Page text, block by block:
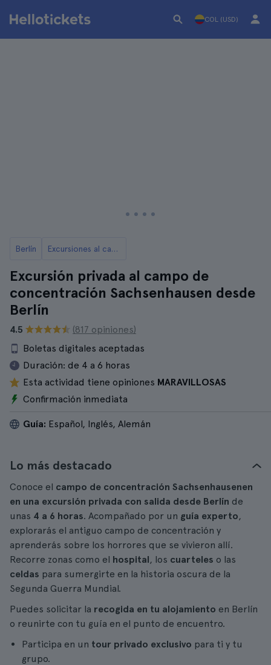
COL (USD)
Berlín Excursiones al campo de concentración de Sachsenhausen desde Berlín
Excursión privada al campo de
concentración Sachsenhausen desde
Berlín
4.5
(817 opiniones)
Boletas digitales aceptadas
Duración: de 4 a 6 horas
Esta actividad tiene opiniones MARAVILLOSAS
Confirmación inmediata
Guía: Español, Inglés, Alemán
Lo más destacado
Conoce el campo de concentración Sachsenhausenen
en una excursión privada con salida desde Berlín de
unas 4 a 6 horas. Acompañado por un guía experto,
explorarás el antiguo campo de concentración y
aprenderás sobre los horrores que se vivieron allí.
Recorre zonas como el hospital, los cuarteles o las
celdas para sumergirte en la historia oscura de la
Segunda Guerra Mundial.
Puedes solicitar la recogida en tu alojamiento en Berlín
o reunirte con tu guía en el punto de encuentro.
Participa en un tour privado exclusivo para ti y tu
grupo.